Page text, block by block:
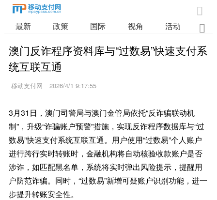

最新 政策 国际 视角 活动 业

澳门反诈程序资料库与“过数易”快速支付系
统互联互通
移动支付网 2026/4/1 9:17:55
3月31日，澳门司警局与澳门金管局依托“反诈骗联动机
制”，升级“诈骗账户预警”措施，实现反诈程序数据库与“过
数易”快速支付系统互联互通。用户使用“过数易”个人账户
进行跨行实时转账时，金融机构将自动核验收款账户是否
涉诈，如匹配黑名单，系统将实时弹出风险提示，提醒用
户防范诈骗。同时，“过数易”新增可疑账户识别功能，进一
步提升转账安全性。